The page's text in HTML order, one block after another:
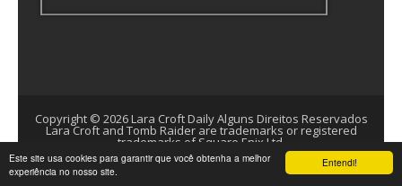
Entendi!
Este site usa cookies para garantir que você obtenha a melhor
experiência no nosso site.
Copyright © 2026Lara Croft DailyAlguns Direitos Reservados
Lara Croft and Tomb Raider are trademarks or registered
trademarks of Square Enix Ltd.
Template byArlina Design